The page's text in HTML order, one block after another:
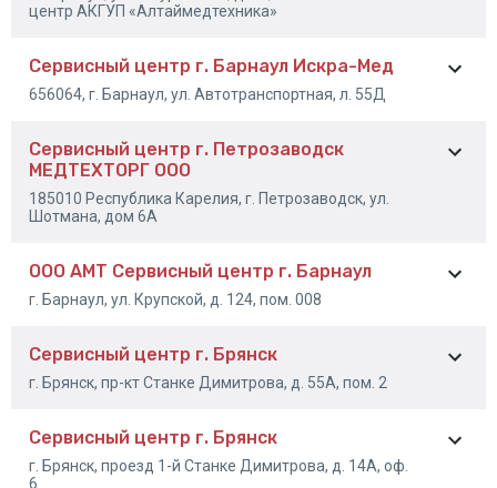
При необоснованном обращении в сервисный центр
неисправности. Необоснованным считается обращение для
гарантийного обслуживания или ремонта изделия, не
потребовавшее ремонта, или в случаях, признанных сервисным
центром, противоречащих условиям гарантийного
Настоящая гарантия не распространяется на риски,
связанные с транспортировкой изделия;
Доставка изделия в сервисный центр для гарантийного
обслуживания и обратно осуществляется за счет Покупателя;
в течение 6 месяцев, гарантия на расходные материалы не
распространяется (фильтры, канюли, аккумуляторная батарея,
шланги, диффузоры, покрышки, колесные камеры, лампы,
наматрасники, пластиковые контейнеры, стульчаки кресел
Адрес отправки груза по обращениям г. Москва и
Московская область
Адрес отправки груза по обращениям г. Санкт-Петербург
центр АКГУП «Алтаймедтехника»
8-385-256-01-96
8-385-256-01-87
Сервисный центр г. Барнаул Искра-Мед
656064, г. Барнаул, ул. Автотранспортная, л. 55Д
8-933-311-97-69
Сервисный центр г. Петрозаводск
МЕДТЕХТОРГ ООО
185010 Республика Карелия, г. Петрозаводск, ул.
Шотмана, дом 6А
ООО АМТ Сервисный центр г. Барнаул
г. Барнаул, ул. Крупской, д. 124, пом. 008
Сервисный центр г. Брянск
г. Брянск, пр-кт Станке Димитрова, д. 55А, пом. 2
+7 (483) 241-14-21
Сервисный центр г. Брянск
г. Брянск, проезд 1-й Станке Димитрова, д. 14А, оф.
6